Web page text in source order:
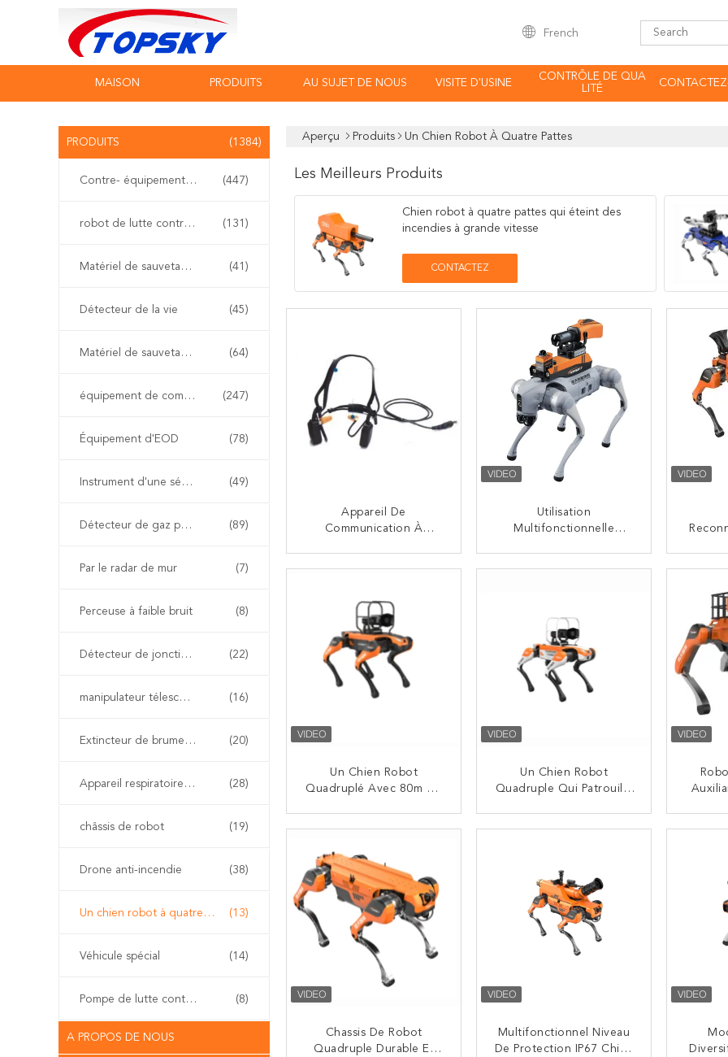
French
MAISON PRODUITS AU SUJET DE NOUS VISITE D'USINE
CONTRÔLE DE QUA
LITÉ
PRODUITS (1384)
Contre- équipement de terrorisme (447)
robot de lutte contre l'incendie (131)
Matériel de sauvetage de l'eau (41)
Détecteur de la vie (45)
Matériel de sauvetage de tremblement de terre (64)
équipement de combat d'incendie (247)
Équipement d'EOD (78)
Instrument d'une sécurité inhérente (49)
Détecteur de gaz portable (89)
Par le radar de mur (7)
Perceuse à faible bruit (8)
Détecteur de jonction non linéaire (22)
manipulateur télescopique d'eod (16)
Extincteur de brume de l'eau (20)
Appareil respiratoire d'individu (28)
châssis de robot (19)
Drone anti-incendie (38)
Un chien robot à quatre pattes (13)
Véhicule spécial (14)
Pompe de lutte contre l'incendie (8)
A PROPOS DE NOUS
Aperçu Produits Un Chien Robot À Quatre Pattes
Les Meilleurs Produits
Chien robot à quatre pattes qui éteint des
incendies à grande vitesse
CONTACTEZ
Appareil De
Communication À
CONTACTEZ
Utilisation
Multifonctionnelle
CONTACTEZ
Un Chien Robot
Quadruplé Avec 80m De
CONTACTEZ
Un Chien Robot
Quadruple Qui Patrouille
CONTACTEZ
Chassis De Robot
Quadruple Durable Et
Multifonctionnel Niveau
De Protection IP67 Chien